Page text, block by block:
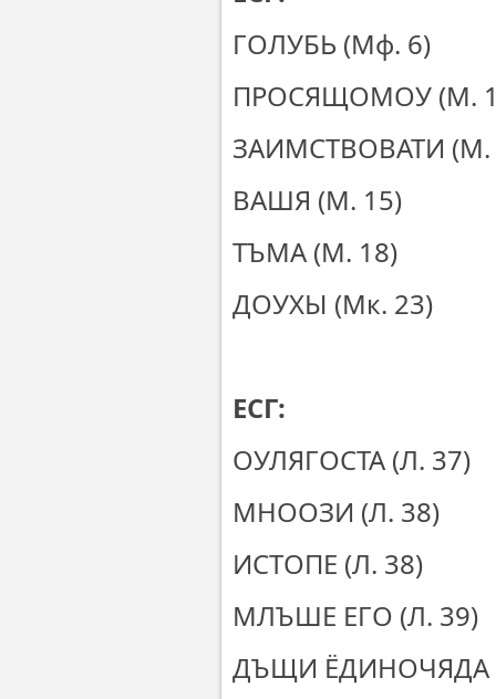
ВАШЯ
ТЪМА
ДОУХЫ
ЕСГ:
МЛЪШЕ
ДЪЩИ